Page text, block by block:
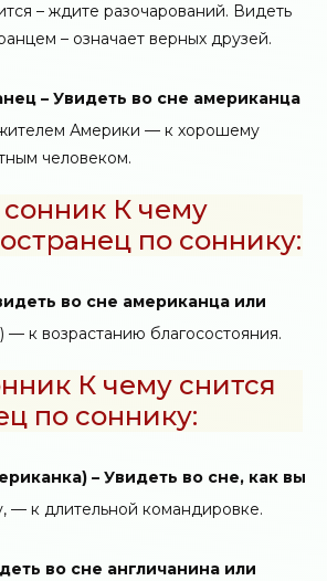
– ждите разочарований. Видеть
– означает верных друзей.
– Увидеть во сне американца
Америки — к хорошему
человеком.
К чему
по соннику:
во сне американца или
к возрастанию благосостояния.
К чему снится
по соннику:
– Увидеть во сне, как вы
— к длительной командировке.
во сне англичанина или